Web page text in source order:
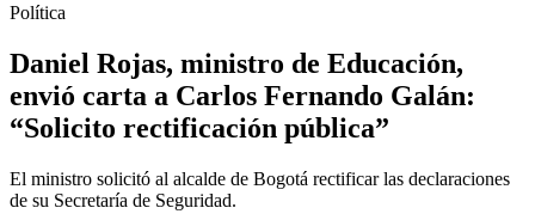
Política
Daniel Rojas, ministro de Educación,
envió carta a Carlos Fernando Galán:
“Solicito rectificación pública”
El ministro solicitó al alcalde de Bogotá rectificar las declaraciones
de su Secretaría de Seguridad.